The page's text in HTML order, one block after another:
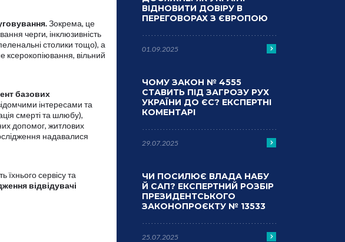
Зокрема, це
черги, інклюзивність
пеленальні столики тощо), а
ксерокопіювання, вільний
базових
інтересами та
смерті та шлюбу),
допомог, житлових
надавалися
їхнього сервісу та
відвідувачі
ВІДНОВИТИ ДОВІРУ В
ПЕРЕГОВОРАХ З ЄВРОПОЮ
01.09.2025
ЧОМУ ЗАКОН № 4555
СТАВИТЬ ПІД ЗАГРОЗУ РУХ
УКРАЇНИ ДО ЄС? ЕКСПЕРТНІ
КОМЕНТАРІ
29.07.2025
ЧИ ПОСИЛЮЄ ВЛАДА НАБУ
Й САП? ЕКСПЕРТНИЙ РОЗБІР
ПРЕЗИДЕНТСЬКОГО
ЗАКОНОПРОЄКТУ № 13533
25.07.2025